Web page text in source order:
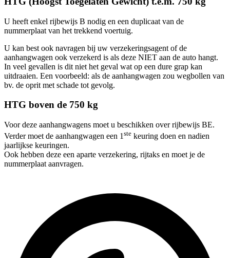
U heeft enkel rijbewijs B nodig en een duplicaat van de
nummerplaat van het trekkend voertuig.
U kan best ook navragen bij uw verzekeringsagent of de
aanhangwagen ook verzekerd is als deze NIET aan de auto hangt.
In veel gevallen is dit niet het geval wat op een dure grap kan
uitdraaien. Een voorbeeld: als de aanhangwagen zou wegbollen van
bv. de oprit met schade tot gevolg.
HTG boven de 750 kg
Voor deze aanhangwagens moet u beschikken over rijbewijs BE.
Verder moet de aanhangwagen een 1 ste keuring doen en nadien
jaarlijkse keuringen.
Ook hebben deze een aparte verzekering, rijtaks en moet je de
nummerplaat aanvragen.